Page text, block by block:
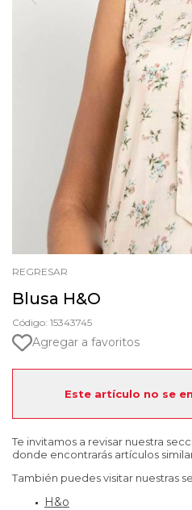
REGRESAR
Blusa H&O
Código: 15343745
Agregar a favoritos
Este artículo no se
Te invitamos a revisar nuestra
donde encontrarás artículos
También puedes visitar nuestras
H&o